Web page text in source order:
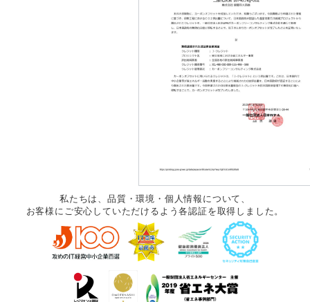
私たちは、品質・環境・個人情報について、
お客様にご安心していただけるよう各認証を取得しました。